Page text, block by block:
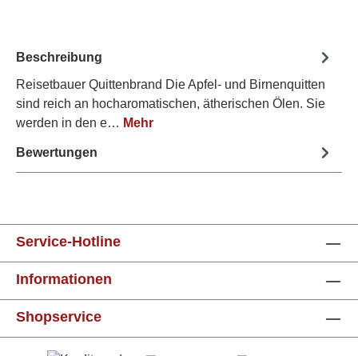
Beschreibung
Reisetbauer Quittenbrand Die Apfel- und Birnenquitten
sind reich an hocharomatischen, ätherischen Ölen. Sie
werden in den e… Mehr
Bewertungen
Service-Hotline
Informationen
Shopservice